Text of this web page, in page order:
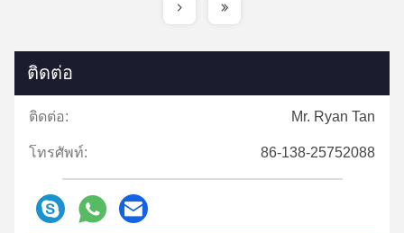
ติดต่อ
ติดต่อ: Mr. Ryan Tan
โทรศัพท์: 86-138-25752088